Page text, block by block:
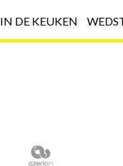
IN DE KEUKEN